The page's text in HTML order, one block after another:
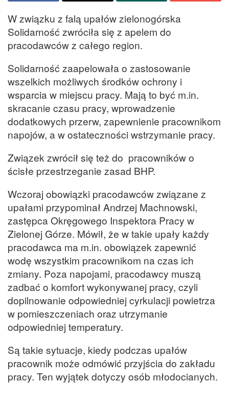
W związku z falą upałów zielonogórska
Solidarność zwróciła się z apelem do
pracodawców z całego region.
Solidarność zaapelowała o zastosowanie
wszelkich możliwych środków ochrony i
wsparcia w miejscu pracy. Mają to być m.in.
skracanie czasu pracy, wprowadzenie
dodatkowych przerw, zapewnienie pracownikom
napojów, a w ostateczności wstrzymanie pracy.
Związek zwrócił się też do pracowników o
ścisłe przestrzeganie zasad BHP.
Wczoraj obowiązki pracodawców związane z
upałami przypominał Andrzej Machnowski,
zastępca Okręgowego Inspektora Pracy w
Zielonej Górze. Mówił, że w takie upały każdy
pracodawca ma m.in. obowiązek zapewnić
wodę wszystkim pracownikom na czas ich
zmiany. Poza napojami, pracodawcy muszą
zadbać o komfort wykonywanej pracy, czyli
dopilnowanie odpowiedniej cyrkulacji powietrza
w pomieszczeniach oraz utrzymanie
odpowiedniej temperatury.
Są takie sytuacje, kiedy podczas upałów
pracownik może odmówić przyjścia do zakładu
pracy. Ten wyjątek dotyczy osób młodocianych.